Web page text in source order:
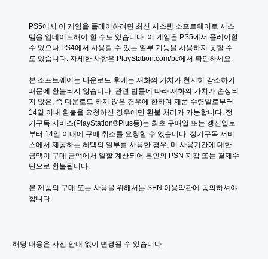
PS5에서 이 게임을 플레이하려면 최신 시스템 소프트웨어로 시스
템을 업데이트해야 할 수도 있습니다. 이 게임은 PS5에서 플레이할
수 있으나 PS4에서 사용할 수 있는 일부 기능을 사용하지 못할 수
도 있습니다. 자세한 사항은 PlayStation.com/bc에서 확인하세요.
본 소프트웨어는 다운로드 후에는 재화의 가치가 현저히 감소하기
때문에 환불되지 않습니다. 관련 법률에 따라 재화의 가치가 손상되
지 않은, 즉 다운로드 하지 않은 경우에 한하여 제품 수령일로부터
14일 이내 환불을 요청하신 경우에만 환불 처리가 가능합니다. 정
기구독 서비스(PlayStation®Plus등)는 최초 구매일 또는 갱신일로
부터 14일 이내에 구매 취소를 요청할 수 있습니다. 정기구독 서비
스에서 제공하는 혜택의 일부를 사용한 경우, 미 사용기간에 대한
금액이 구매 금액에서 일할 계산되어 본인의 PSN 지갑 또는 결제수
단으로 환불됩니다.
본 제품의 구매 또는 사용을 위해서는 SEN 이용약관에 동의하셔야
합니다.
해당 내용은 사전 안내 없이 변경될 수 있습니다.